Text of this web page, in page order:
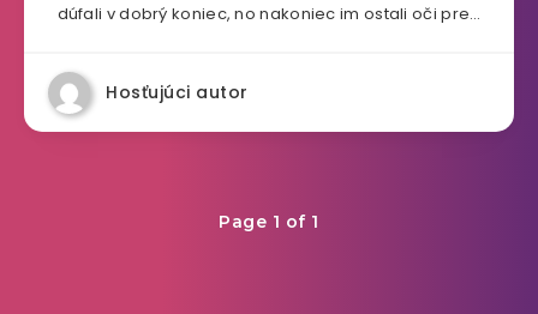
dúfali v dobrý koniec, no nakoniec im ostali oči pre…
Hosťujúci autor
Page 1 of 1